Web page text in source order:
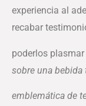
experiencia al
recabar
poderlos
sobre una bebida
emblemática de